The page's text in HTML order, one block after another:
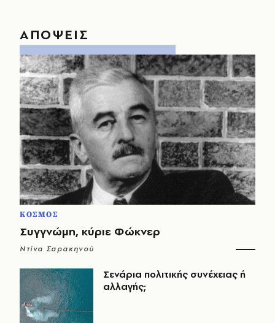
ΑΠΟΨΕΙΣ
ΚΟΣΜΟΣ
Συγγνώμη, κύριε Φώκνερ
Ντίνα Σαρακηνού
Σενάρια πολιτικής συνέχειας ή
αλλαγής;